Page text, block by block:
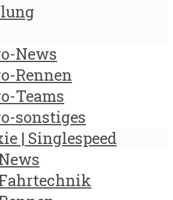
News
Rennen
Teams
sonstiges
| Singlespeed